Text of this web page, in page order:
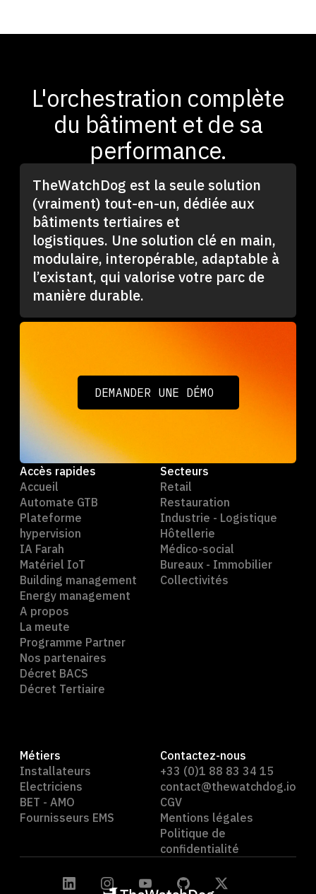
L'orchestration complète
du bâtiment et de sa
performance.
TheWatchDog est la seule solution
(vraiment) tout-en-un, dédiée aux
bâtiments tertiaires et
logistiques. Une solution clé en main,
modulaire, interopérable, adaptable à
l’existant, qui valorise votre parc de
manière durable.
DEMANDER UNE DÉMO
DEMANDER UNE DÉMO
Accès rapides
Accueil
Automate GTB
Plateforme
hypervision
IA Farah
Matériel IoT
Building management
Energy management
A propos
La meute
Programme Partner
Nos partenaires
Décret BACS
Décret Tertiaire
Secteurs
Retail
Restauration
Industrie - Logistique
Hôtellerie
Médico-social
Bureaux - Immobilier
Collectivités
Métiers
Installateurs
Electriciens
BET - AMO
Fournisseurs EMS
Contactez-nous
+33 (0)1 88 83 34 15
contact@thewatchdog.io
CGV
Mentions légales
Politique de
confidentialité